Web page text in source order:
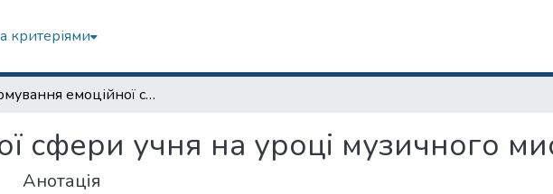
критеріями
Формування емоційної сфери учня на уроці музичного мистецтва
сфери учня на уроці музичного
Анотація